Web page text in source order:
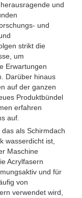
und
und
strikt die
um
Erwartungen
Darüber hinaus
auf der ganzen
Produktbündel
erfahren
auf.
als Schirmdach
wasserdicht ist,
Maschine
Acrylfasern
und für
von
verwendet wird,